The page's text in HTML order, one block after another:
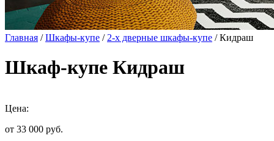
Главная /Шкафы-купе / 2-х дверные шкафы-купе / Кидраш
Шкаф-купе Кидраш
Цена:
от 33 000 руб.